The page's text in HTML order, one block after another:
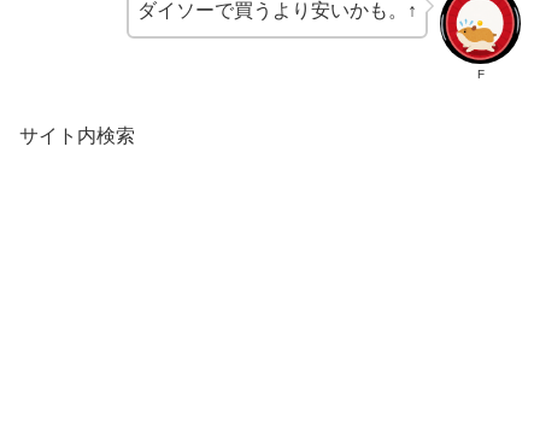
F
ダイソーで買うより安いかも。↑
サイト内検索